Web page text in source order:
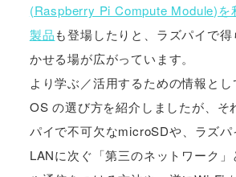
(Raspberry Pi Compute Module)を
製品も登場したりと、ラズパイで
かせる場が広がっています。
より学ぶ／活用するための情報と
OS の選び方を紹介しましたが、そ
パイで不可欠なmicroSDや、ラズ
LANに次ぐ「第三のネットワーク」